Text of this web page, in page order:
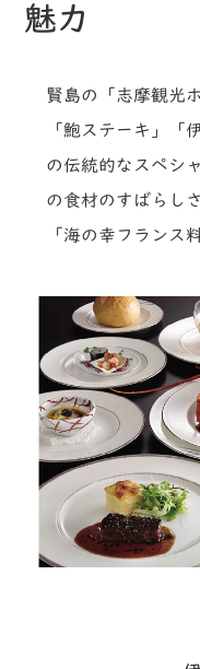
魅力
賢島の「志摩観光
「鮑ステーキ」「
の伝統的なスペシ
の食材のすばらし
「海の幸フランス